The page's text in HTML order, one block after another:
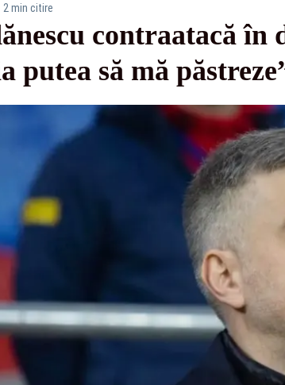
2 min citire
contraatacă în
putea să mă